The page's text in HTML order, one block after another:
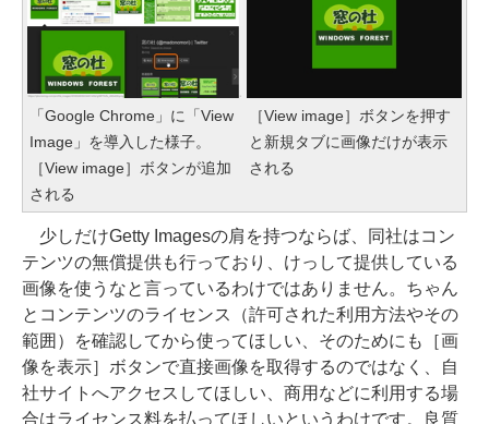
「Google Chrome」に「View
Image」を導入した様子。
［View image］ボタンが追加
される
［View image］ボタンを押す
と新規タブに画像だけが表示
される
少しだけGetty Imagesの肩を持つならば、同社はコン
テンツの無償提供も行っており、けっして提供している
画像を使うなと言っているわけではありません。ちゃん
とコンテンツのライセンス（許可された利用方法やその
範囲）を確認してから使ってほしい、そのためにも［画
像を表示］ボタンで直接画像を取得するのではなく、自
社サイトへアクセスしてほしい、商用などに利用する場
合はライセンス料を払ってほしいというわけです。良質